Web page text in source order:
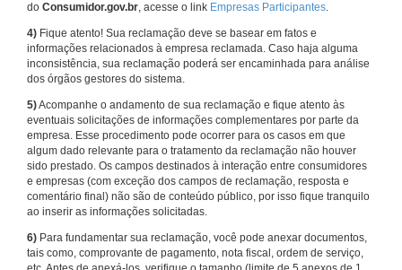
do Consumidor.gov.br, acesse o link Empresas Participantes.
4) Fique atento! Sua reclamação deve se basear em fatos e
informações relacionados à empresa reclamada. Caso haja alguma
inconsistência, sua reclamação poderá ser encaminhada para análise
dos órgãos gestores do sistema.
5)Acompanhe o andamento de sua reclamação e fique atento às
eventuais solicitações de informações complementares por parte da
empresa. Esse procedimento pode ocorrer para os casos em que
algum dado relevante para o tratamento da reclamação não houver
sido prestado. Os campos destinados à interação entre consumidores
e empresas (com exceção dos campos de reclamação, resposta e
comentário final) não são de conteúdo público, por isso fique tranquilo
ao inserir as informações solicitadas.
6) Para fundamentar sua reclamação, você pode anexar documentos,
tais como, comprovante de pagamento, nota fiscal, ordem de serviço,